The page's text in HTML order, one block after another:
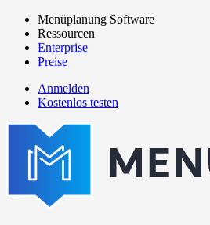
Direkt
zum
Inhalt
Main
navigation
Menüplanung Software
Ressourcen
Enterprise
Preise
menutech
navigation
Anmelden
Kostenlos testen